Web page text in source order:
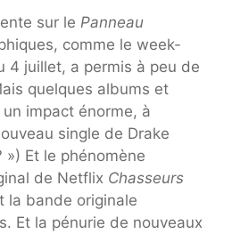
sur le Panneau
comme le week-
4 juillet, a permis à peu de
quelques albums et
impact énorme, à
single de Drake
») Et le phénomène
de Netflix Chasseurs
la bande originale
Et la pénurie de nouveaux